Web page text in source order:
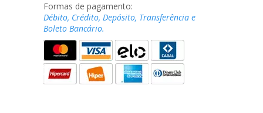
Formas de pagamento:
Débito, Crédito, Depósito, Transferência e
Boleto Bancário.